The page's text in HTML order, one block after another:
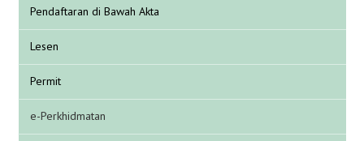
Pendaftaran di Bawah Akta
Lesen
Permit
e-Perkhidmatan